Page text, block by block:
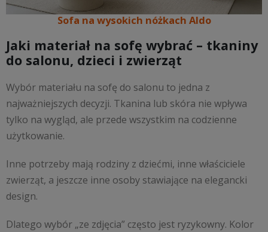
Sofa na wysokich nóżkach Aldo
Jaki materiał na sofę wybrać – tkaniny
do salonu, dzieci i zwierząt
Wybór materiału na sofę do salonu to jedna z
najważniejszych decyzji. Tkanina lub skóra nie wpływa
tylko na wygląd, ale przede wszystkim na codzienne
użytkowanie.
Inne potrzeby mają rodziny z dziećmi, inne właściciele
zwierząt, a jeszcze inne osoby stawiające na elegancki
design.
Dlatego wybór „ze zdjęcia” często jest ryzykowny. Kolor